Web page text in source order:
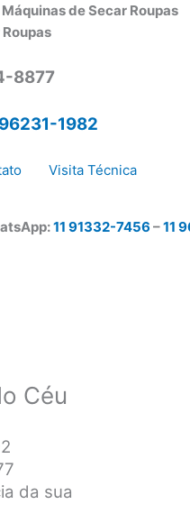
de Secar Roupas
8877
1982
Visita Técnica
11 91332-7456 –11
Céu
da sua